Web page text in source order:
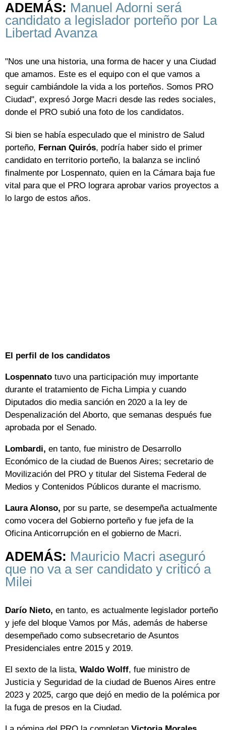
ADEMÁS: Manuel Adorni será
candidato a legislador porteño por La
Libertad Avanza
"Nos une una historia, una forma de hacer y una Ciudad
que amamos. Este es el equipo con el que vamos a
seguir cambiándole la vida a los porteños. Somos PRO
Ciudad", expresó Jorge Macri desde las redes sociales,
donde el PRO subió una foto de los candidatos.
Si bien se había especulado que el ministro de Salud
porteño, Fernan Quirós, podría haber sido el primer
candidato en territorio porteño, la balanza se inclinó
finalmente por Lospennato, quien en la Cámara baja fue
vital para que el PRO lograra aprobar varios proyectos a
lo largo de estos años.
El perfil de los candidatos
Lospennato tuvo una participación muy importante
durante el tratamiento de Ficha Limpia y cuando
Diputados dio media sanción en 2020 a la ley de
Despenalización del Aborto, que semanas después fue
aprobada por el Senado.
Lombardi, en tanto, fue ministro de Desarrollo
Económico de la ciudad de Buenos Aires; secretario de
Movilización del PRO y titular del Sistema Federal de
Medios y Contenidos Públicos durante el macrismo.
Laura Alonso, por su parte, se desempeña actualmente
como vocera del Gobierno porteño y fue jefa de la
Oficina Anticorrupción en el gobierno de Macri.
ADEMÁS: Mauricio Macri aseguró
que no va a ser candidato y criticó a
Milei
Darío Nieto, en tanto, es actualmente legislador porteño
y jefe del bloque Vamos por Más, además de haberse
desempeñado como subsecretario de Asuntos
Presidenciales entre 2015 y 2019.
El sexto de la lista, Waldo Wolff, fue ministro de
Justicia y Seguridad de la ciudad de Buenos Aires entre
2023 y 2025, cargo que dejó en medio de la polémica por
la fuga de presos en la Ciudad.